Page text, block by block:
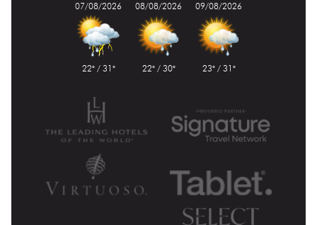
07/08/2026
22° / 31°
08/08/2026
22° / 30°
09/08/2026
23° / 31°